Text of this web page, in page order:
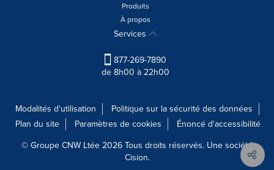
Produits
À propos
Services
877-269-7890
de 8h00 à 22h00
Modalités d'utilisation
Politique sur la sécurité des données
Plan du site
Paramètres de cookies
Énoncé d'accessibilité
© Groupe CNW Ltée 2026 Tous droits réservés. Une société
Cision.